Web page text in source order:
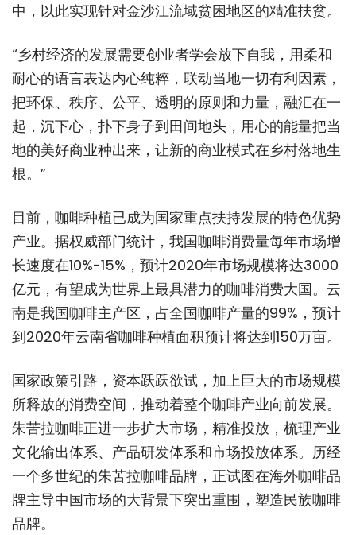
中，以此实现针对金沙江流域贫困地区的精准扶贫。
“乡村经济的发展需要创业者学会放下自我，用柔和
耐心的语言表达内心纯粹，联动当地一切有利因素，
把环保、秩序、公平、透明的原则和力量，融汇在一
起，沉下心，扑下身子到田间地头，用心的能量把当
地的美好商业种出来，让新的商业模式在乡村落地生
根。”
目前，咖啡种植已成为国家重点扶持发展的特色优势
产业。据权威部门统计，我国咖啡消费量每年市场增
长速度在10%-15%，预计2020年市场规模将达3000
亿元，有望成为世界上最具潜力的咖啡消费大国。云
南是我国咖啡主产区，占全国咖啡产量的99%，预计
到2020年云南省咖啡种植面积预计将达到150万亩。
国家政策引路，资本跃跃欲试，加上巨大的市场规模
所释放的消费空间，推动着整个咖啡产业向前发展。
朱苦拉咖啡正进一步扩大市场，精准投放，梳理产业
文化输出体系、产品研发体系和市场投放体系。历经
一个多世纪的朱苦拉咖啡品牌，正试图在海外咖啡品
牌主导中国市场的大背景下突出重围，塑造民族咖啡
品牌。